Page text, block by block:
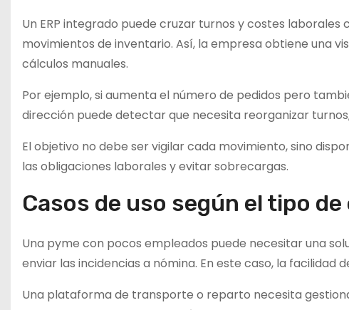
Un ERP integrado puede cruzar turnos y costes
movimientos de inventario. Así, la empresa obtiene una
cálculos manuales.
Por ejemplo, si aumenta el número de pedidos pero
dirección puede detectar que necesita reorganizar
El objetivo no debe ser vigilar cada movimiento, sino
las obligaciones laborales y evitar sobrecargas.
Casos de uso según el tipo
Una pyme con pocos empleados puede necesitar una
enviar las incidencias a nómina. En este caso, la
Una plataforma de transporte o reparto necesita